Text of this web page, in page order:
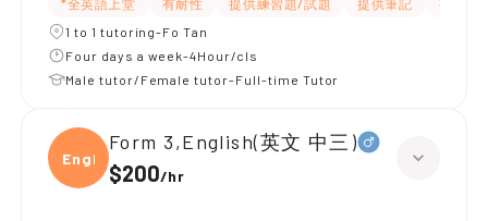
*全英語上堂 有耐性 提供練習題/試題 提供筆記
有愛心
1 to 1 tutoring-Fo Tan
Four days a week-4Hour/cls
Male tutor/Female tutor-Full-time Tutor
Engli
Form 3,English(英文 中三)
$200/hr